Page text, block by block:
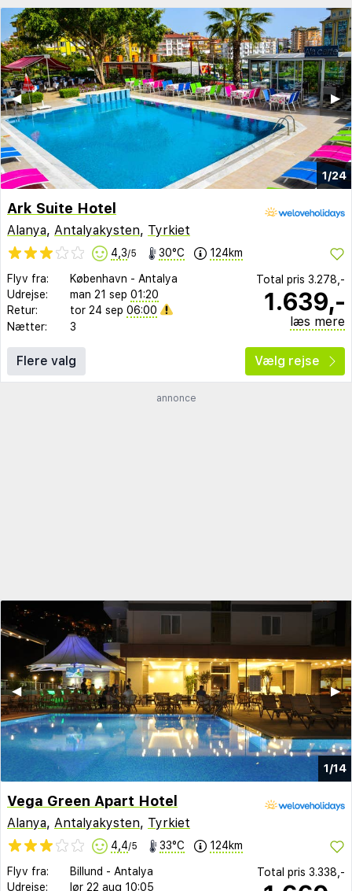
1/24
▶︎
◀︎
Ark Suite Hotel
Alanya, Antalyakysten, Tyrkiet
4,3/5 30°C 124km
Flyv fra: København - Antalya
Udrejse:
man 21 sep 01:20
Retur:
tor 24 sep 06:00
Nætter:
3
Total pris 3.278,-
1.639,-
læs mere
Flere valg Vælg rejse
annonce
1/14
▶︎
◀︎
Vega Green Apart Hotel
Alanya, Antalyakysten, Tyrkiet
4,4/5 33°C 124km
Flyv fra: Billund - Antalya
Udrejse:
lør 22 aug 10:05
Total pris 3.338,-